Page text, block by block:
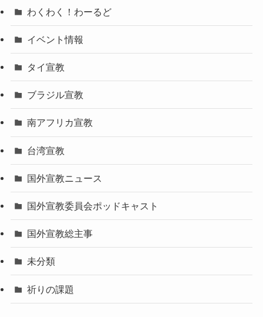
わくわく！わーるど
イベント情報
タイ宣教
ブラジル宣教
南アフリカ宣教
台湾宣教
国外宣教ニュース
国外宣教委員会ポッドキャスト
国外宣教総主事
未分類
祈りの課題